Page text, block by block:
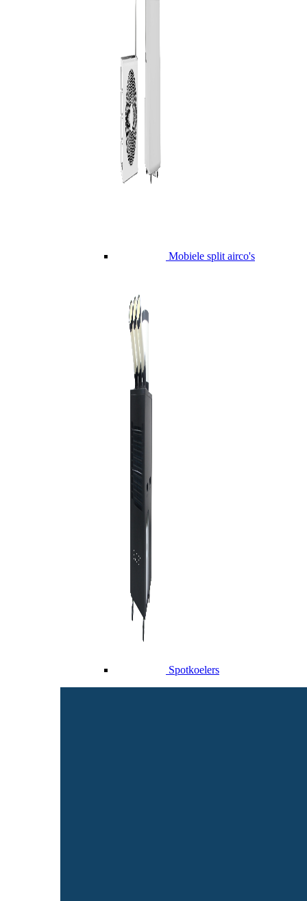
Mobiele split airco's
Spotkoelers